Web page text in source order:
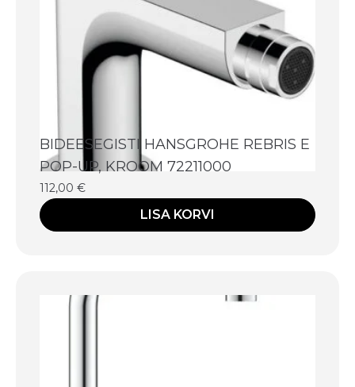
BIDEESEGISTI HANSGROHE REBRIS E
POP-UP, KROOM 72211000
112,00 €
LISA KORVI